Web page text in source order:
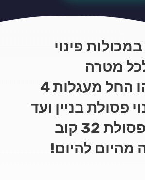
פינוי
מטרה
במתתיהו החל מעגלות 4
פסולת בניין ועד
מכולות פסולת 32 קוב
להיום!